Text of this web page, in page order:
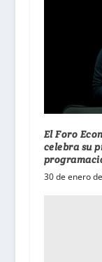
El Foro
celebra su
30 de enero